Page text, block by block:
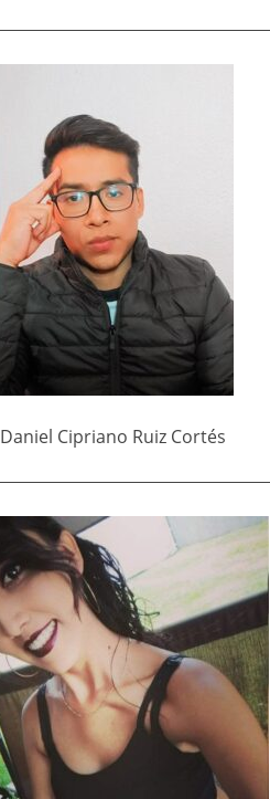
Daniel Cipriano Ruiz Cortés